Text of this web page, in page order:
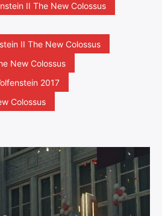
II The New Colossus
II The New Colossus
New Colossus
2017
Colossus